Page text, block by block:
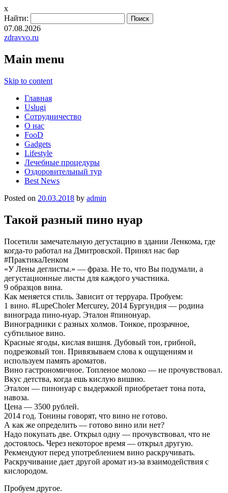
x
Найти:
07.08.2026
zdravvo.ru
Main menu
Skip to content
Главная
Uslugi
Сотрудничество
О нас
FooD
Gadgets
Lifestyle
Лечебные процедуры
Оздоровительный тур
Best News
Posted on 20.03.2018 by admin
Такой разный пино нуар
Посетили замечательную дегустацию в здании Ленкома, где
когда-то работал на Дмитровской. Принял нас бар
#ПрактикаЛенком
«У Лены деглисты.» — фраза. Не то, что Вы подумали, а
дегустационные листы для каждого участника.
9 образцов вина.
Как меняется стиль. Зависит от терруара. Пробуем:
1 вино. #LupeCholer Mercurey, 2014 Бургундия — родина
винограда пино-нуар. Эталон #пинонуар.
Виноградники с разных холмов. Тонкое, прозрачное,
субтильное вино.
Красные ягоды, кислая вишня. Дубовый тон, грибной,
подрезковый тон. Привязываем слова к ощущениям и
используем память ароматов.
Вино гастрономичное. Топленое молоко — не прочувствовал.
Вкус детства, когда ешь кислую вишню.
Эталон — пинонуар с выдержкой приобретает тона пота,
навоза.
Цена — 3500 рублей.
2014 год. Тонины говорят, что вино не готово.
А как же определить — готово вино или нет?
Надо покупать две. Открыл одну — прочувствовал, что не
достоялось. Через некоторое время — открыл другую.
Рекмендуют перед употреблением вино раскручивать.
Раскручивание дает другой аромат из-за взаимодействия с
кислородом.
Пробуем другое.